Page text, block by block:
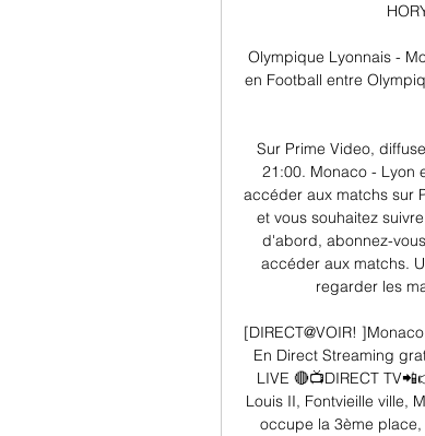
Olympique Lyonnais -
en Football entre
Sur Prime Video,
21:00. Monaco - Lyon
accéder aux matchs sur
et vous souhaitez
d'abord, abonnez-
accéder aux matchs.
regarder les
[DIRECT@VOIR!
En Direct Streaming
LIVE 🔴📺DIRECT
Louis II, Fontvieille ville,
occupe la 3ème